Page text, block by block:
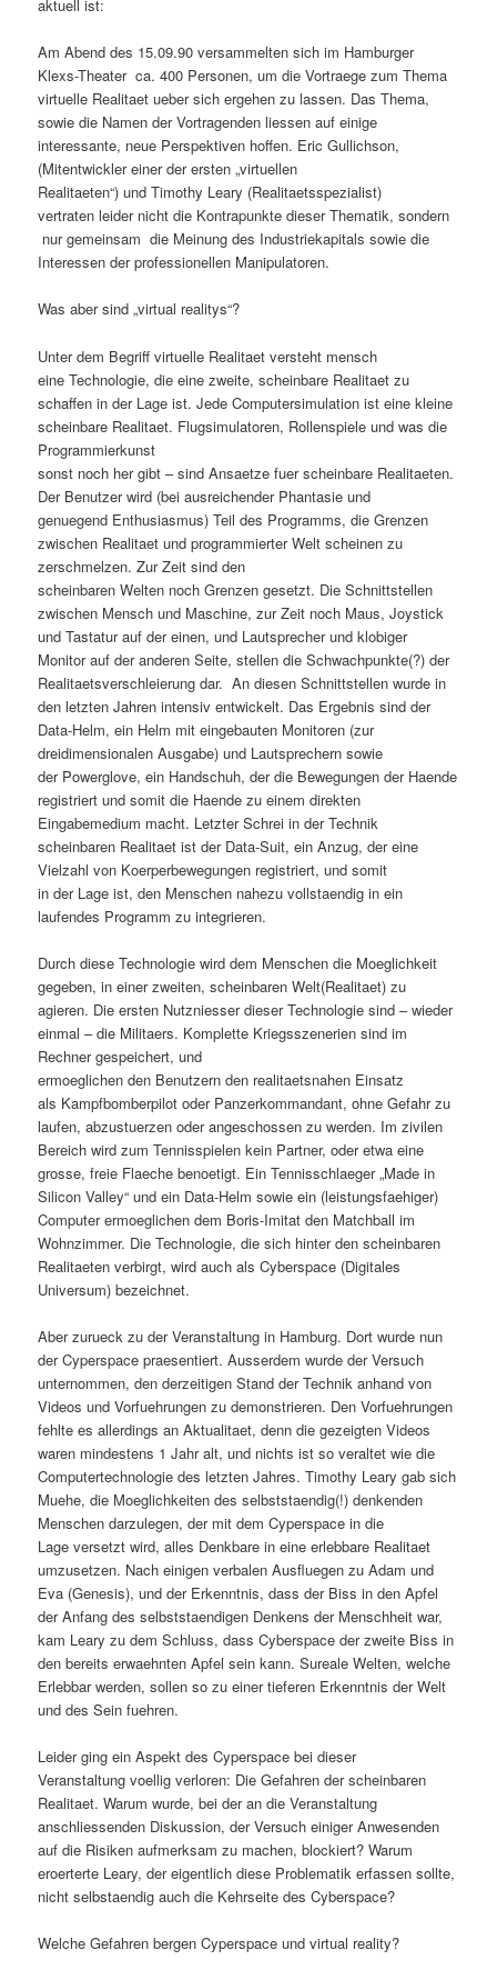
aktuell ist:
Am Abend des 15.09.90 versammelten sich im Hamburger
Klexs-Theater ca. 400 Personen, um die Vortraege zum Thema
virtuelle Realitaet ueber sich ergehen zu lassen. Das Thema,
sowie die Namen der Vortragenden liessen auf einige
interessante, neue Perspektiven hoffen. Eric Gullichson,
(Mitentwickler einer der ersten „virtuellen
Realitaeten“) und Timothy Leary (Realitaetsspezialist)
vertraten leider nicht die Kontrapunkte dieser Thematik, sondern
nur gemeinsam die Meinung des Industriekapitals sowie die
Interessen der professionellen Manipulatoren.
Was aber sind „virtual realitys“?
Unter dem Begriff virtuelle Realitaet versteht mensch
eine Technologie, die eine zweite, scheinbare Realitaet zu
schaffen in der Lage ist. Jede Computersimulation ist eine kleine
scheinbare Realitaet. Flugsimulatoren, Rollenspiele und was die
Programmierkunst
sonst noch her gibt – sind Ansaetze fuer scheinbare Realitaeten.
Der Benutzer wird (bei ausreichender Phantasie und
genuegend Enthusiasmus) Teil des Programms, die Grenzen
zwischen Realitaet und programmierter Welt scheinen zu
zerschmelzen. Zur Zeit sind den
scheinbaren Welten noch Grenzen gesetzt. Die Schnittstellen
zwischen Mensch und Maschine, zur Zeit noch Maus, Joystick
und Tastatur auf der einen, und Lautsprecher und klobiger
Monitor auf der anderen Seite, stellen die Schwachpunkte(?) der
Realitaetsverschleierung dar. An diesen Schnittstellen wurde in
den letzten Jahren intensiv entwickelt. Das Ergebnis sind der
Data-Helm, ein Helm mit eingebauten Monitoren (zur
dreidimensionalen Ausgabe) und Lautsprechern sowie
der Powerglove, ein Handschuh, der die Bewegungen der Haende
registriert und somit die Haende zu einem direkten
Eingabemedium macht. Letzter Schrei in der Technik
scheinbaren Realitaet ist der Data-Suit, ein Anzug, der eine
Vielzahl von Koerperbewegungen registriert, und somit
in der Lage ist, den Menschen nahezu vollstaendig in ein
laufendes Programm zu integrieren.
Durch diese Technologie wird dem Menschen die Moeglichkeit
gegeben, in einer zweiten, scheinbaren Welt(Realitaet) zu
agieren. Die ersten Nutzniesser dieser Technologie sind – wieder
einmal – die Militaers. Komplette Kriegsszenerien sind im
Rechner gespeichert, und
ermoeglichen den Benutzern den realitaetsnahen Einsatz
als Kampfbomberpilot oder Panzerkommandant, ohne Gefahr zu
laufen, abzustuerzen oder angeschossen zu werden. Im zivilen
Bereich wird zum Tennisspielen kein Partner, oder etwa eine
grosse, freie Flaeche benoetigt. Ein Tennisschlaeger „Made in
Silicon Valley“ und ein Data-Helm sowie ein (leistungsfaehiger)
Computer ermoeglichen dem Boris-Imitat den Matchball im
Wohnzimmer. Die Technologie, die sich hinter den scheinbaren
Realitaeten verbirgt, wird auch als Cyberspace (Digitales
Universum) bezeichnet.
Aber zurueck zu der Veranstaltung in Hamburg. Dort wurde nun
der Cyperspace praesentiert. Ausserdem wurde der Versuch
unternommen, den derzeitigen Stand der Technik anhand von
Videos und Vorfuehrungen zu demonstrieren. Den Vorfuehrungen
fehlte es allerdings an Aktualitaet, denn die gezeigten Videos
waren mindestens 1 Jahr alt, und nichts ist so veraltet wie die
Computertechnologie des letzten Jahres. Timothy Leary gab sich
Muehe, die Moeglichkeiten des selbststaendig(!) denkenden
Menschen darzulegen, der mit dem Cyperspace in die
Lage versetzt wird, alles Denkbare in eine erlebbare Realitaet
umzusetzen. Nach einigen verbalen Ausfluegen zu Adam und
Eva (Genesis), und der Erkenntnis, dass der Biss in den Apfel
der Anfang des selbststaendigen Denkens der Menschheit war,
kam Leary zu dem Schluss, dass Cyberspace der zweite Biss in
den bereits erwaehnten Apfel sein kann. Sureale Welten, welche
Erlebbar werden, sollen so zu einer tieferen Erkenntnis der Welt
und des Sein fuehren.
Leider ging ein Aspekt des Cyperspace bei dieser
Veranstaltung voellig verloren: Die Gefahren der scheinbaren
Realitaet. Warum wurde, bei der an die Veranstaltung
anschliessenden Diskussion, der Versuch einiger Anwesenden
auf die Risiken aufmerksam zu machen, blockiert? Warum
eroerterte Leary, der eigentlich diese Problematik erfassen sollte,
nicht selbstaendig auch die Kehrseite des Cyberspace?
Welche Gefahren bergen Cyperspace und virtual reality?